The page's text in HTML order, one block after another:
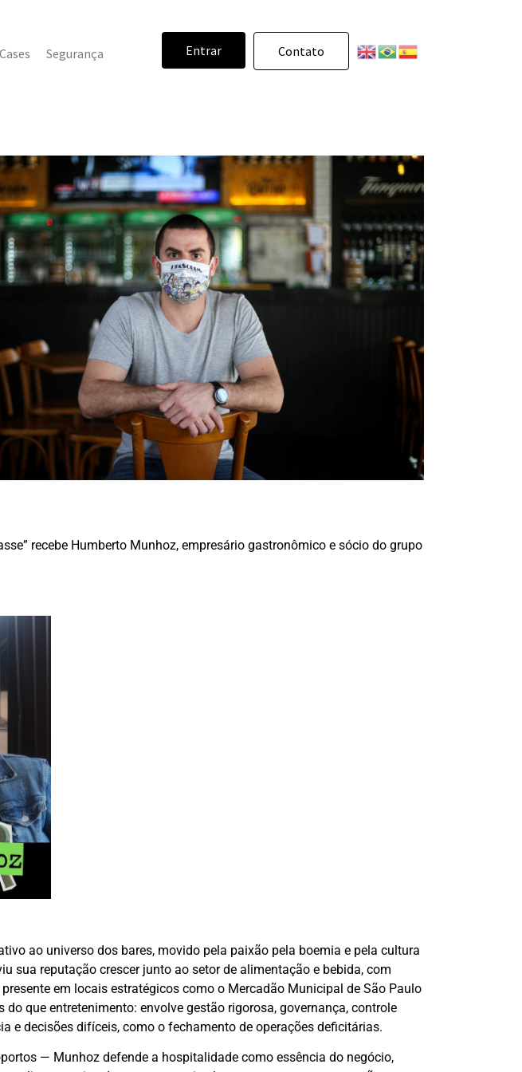
Cases Segurança Entrar Contato
recebe Humberto Munhoz, empresário gastronômico e sócio do grupo
ao universo dos bares, movido pela paixão pela boemia e pela cultura
sua reputação crescer junto ao setor de alimentação e bebida, com
em locais estratégicos como o Mercadão Municipal de São Paulo
que entretenimento: envolve gestão rigorosa, governança, controle
e decisões difíceis, como o fechamento de operações deficitárias.
— Munhoz defende a hospitalidade como essência do negócio,